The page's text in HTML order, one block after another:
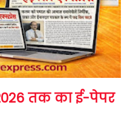
तक का ई-पेपर